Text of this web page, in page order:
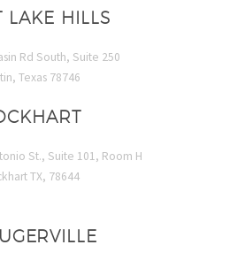
LAKE HILLS
Rd South, Suite 250
Texas 78746
St., Suite 101, Room H
TX, 78644